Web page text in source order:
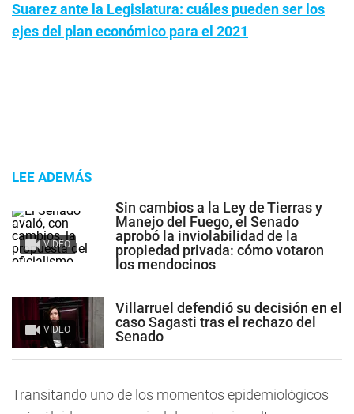
Suarez ante la Legislatura: cuáles pueden ser los
ejes del plan económico para el 2021
LEE ADEMÁS
VIDEO
Sin cambios a la Ley de Tierras y
Manejo del Fuego, el Senado
aprobó la inviolabilidad de la
propiedad privada: cómo votaron
los mendocinos
VIDEO
Villarruel defendió su decisión en el
caso Sagasti tras el rechazo del
Senado
Transitando uno de los momentos epidemiológicos